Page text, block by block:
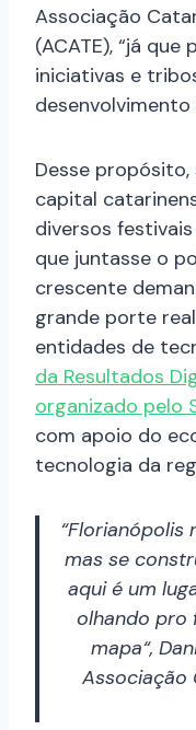
Associação
(ACATE), “já
iniciativas e
Desse
capital
diversos
que juntasse o
crescente
grande porte
entidades de
da Resultados
organizado pelo
com apoio do
tecnologia da
“Florianópolis
mas se
aqui é um
olhando pro
mapa“,
Associação